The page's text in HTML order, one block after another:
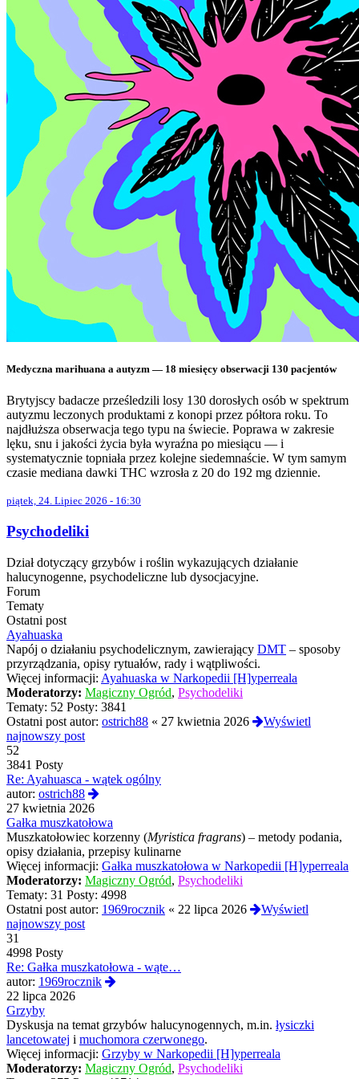
Medyczna marihuana a autyzm — 18 miesięcy obserwacji 130 pacjentów
Brytyjscy badacze prześledzili losy 130 dorosłych osób w spektrum
autyzmu leczonych produktami z konopi przez półtora roku. To
najdłuższa obserwacja tego typu na świecie. Poprawa w zakresie
lęku, snu i jakości życia była wyraźna po miesiącu — i
systematycznie topniała przez kolejne siedemnaście. W tym samym
czasie mediana dawki THC wzrosła z 20 do 192 mg dziennie.
piątek, 24. Lipiec 2026 - 16:30
Psychodeliki
Dział dotyczący grzybów i roślin wykazujących działanie
halucynogenne, psychodeliczne lub dysocjacyjne.
Forum
Tematy
Ostatni post
Ayahuaska
Napój o działaniu psychodelicznym, zawierający DMT – sposoby
przyrządzania, opisy rytuałów, rady i wątpliwości.
Więcej informacji: Ayahuaska w Narkopedii [H]yperreala
Moderatorzy: Magiczny Ogród, Psychodeliki
Tematy: 52 Posty: 3841
Ostatni post autor: ostrich88 « 27 kwietnia 2026
Wyświetl
najnowszy post
52
3841 Posty
Re: Ayahuasca - wątek ogólny
autor: ostrich88
post
27 kwietnia 2026
Gałka muszkatołowa
Muszkatołowiec korzenny (Myristica fragrans) – metody podania,
opisy działania, przepisy kulinarne
Więcej informacji: Gałka muszkatołowa w Narkopedii [H]yperreala
Moderatorzy: Magiczny Ogród, Psychodeliki
Tematy: 31 Posty: 4998
Ostatni post autor: 1969rocznik « 22 lipca 2026
Wyświetl
najnowszy post
31
4998 Posty
Re: Gałka muszkatołowa - wąte…
autor: 1969rocznik
22 lipca 2026
Grzyby
Dyskusja na temat grzybów halucynogennych, m.in. łysiczki
lancetowatej i muchomora czerwonego.
Więcej informacji: Grzyby w Narkopedii [H]yperreala
Moderatorzy: Magiczny Ogród, Psychodeliki